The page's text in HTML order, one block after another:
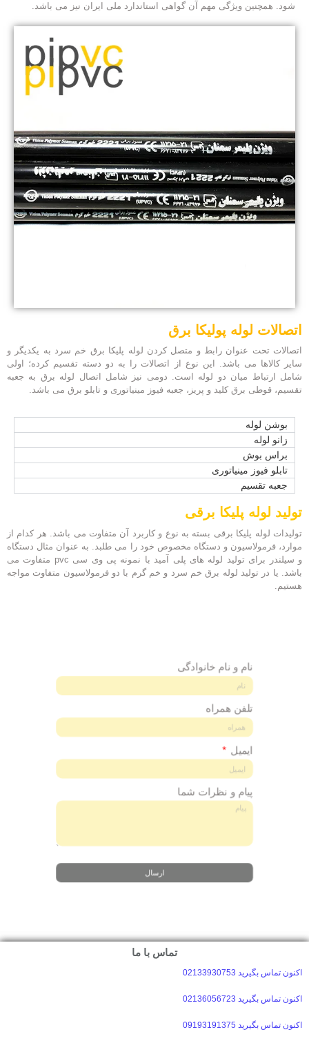
شود. همچنین ویژگی مهم آن گواهی استاندارد ملی ایران نیز می باشد.
اتصالات لوله پولیکا برق
اتصالات تحت عنوان رابط و متصل کردن لوله پلیکا برق خم سرد به یکدیگر و
سایر کالاها می باشد. این نوع از اتصالات را به دو دسته تقسیم کرده؛ اولی
شامل ارتباط میان دو لوله است. دومی نیز شامل اتصال لوله برق به جعبه
تقسیم، قوطی برق کلید و پریز، جعبه فیوز مینیاتوری و تابلو برق می باشد.
بوشن لوله
زانو لوله
براس بوش
تابلو فیوز مینیاتوری
جعبه تقسیم
تولید لوله پلیکا برقی
تولیدات لوله پلیکا برقی بسته به نوع و کاربرد آن متفاوت می باشد. هر کدام از
موارد، فرمولاسیون و دستگاه مخصوص خود را می طلبد. به عنوان مثال دستگاه
و سیلندر برای تولید لوله های پلی آمید با نمونه پی وی سی pvc متفاوت می
باشد. یا در تولید لوله برق خم سرد و خم گرم با دو فرمولاسیون متفاوت مواجه
هستیم.
نام و نام خانوادگی
تلفن همراه
ایمیل
پیام و نظرات شما
ارسال
تماس با ما
اکنون تماس بگیرید 02133930753
اکنون تماس بگیرید 02136056723
اکنون تماس بگیرید 09193191375